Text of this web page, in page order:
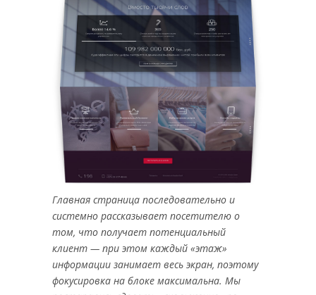
Главная страница последовательно и
системно рассказывает посетителю о
том, что получает потенциальный
клиент — при этом каждый «этаж»
информации занимает весь экран, поэтому
фокусировка на блоке максимальна. Мы